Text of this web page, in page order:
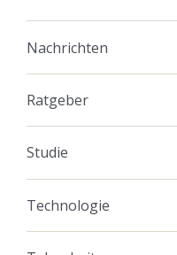
Nachrichten
Ratgeber
Studie
Technologie